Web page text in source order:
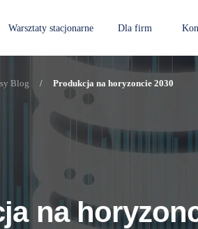
Warsztaty stacjonarne Dla firm
Blog / Produkcja na horyzoncie 2030
na